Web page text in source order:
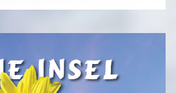
Anfahrten meiden und zum
mit
KĂźhl- und Catering-
Brennholz fĂźr das